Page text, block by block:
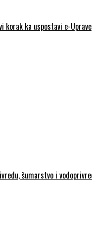
korak ka uspostavi e-Uprave
šumarstvo i